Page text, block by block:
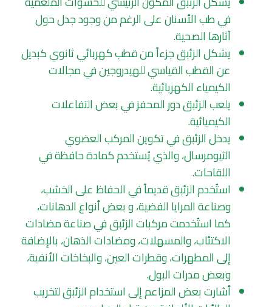
في طب الأسنان على الرغم من وجود جدل حول
آثارها الصحية.
يشكل الزئبق جزءاً من قطب كهربائي ثانوي كبديل
عن القطب القياسي للهيدروجين في مجالات
الكيمياء الكهربائية.
يلعب الزئبق دور المحفز في بعض التفاعلات
الكيميائية.
يدخل الزئبق في تكوين المركب العضوي
الثيومرسال، والذي يُستخدم كمادة حافظة في
اللقاحات.
استُخدم الزئبق قديماً في الحفاظ على الخشب،
وصناعة المرايا الفضية، و بعض أنواع الدهانات،
كما استُخدمت مركبات الزئبق في صناعة مضادات
الاكتئاب، والمسهلات، ومضادات الذهان، بالإضافة
إلى المطهرات، وقطرات العين، والبخاخات الأنفية،
وبعض مدرات البول.
أشارت بعض المزاعم إلى استخدام الزئبق لتخريب